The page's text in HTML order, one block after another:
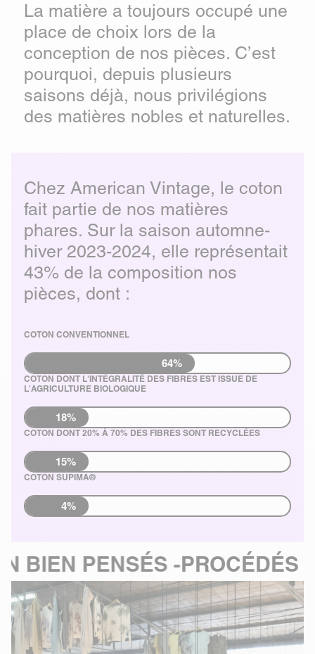
La matière a toujours occupé une
place de choix lors de la
conception de nos pièces. C’est
pourquoi, depuis plusieurs
saisons déjà, nous privilégions
des matières nobles et naturelles.
Chez American Vintage, le coton
fait partie de nos matières
phares. Sur la saison automne-
hiver 2023-2024, elle représentait
43% de la composition nos
pièces, dont :
COTON CONVENTIONNEL
64%
COTON DONT L'INTÉGRALITÉ DES FIBRES EST ISSUE DE
L'AGRICULTURE BIOLOGIQUE
18%
COTON DONT 20% À 70% DES FIBRES SONT RECYCLÉES
15%
COTON SUPIMA®
4%
-PROCÉDÉS DE